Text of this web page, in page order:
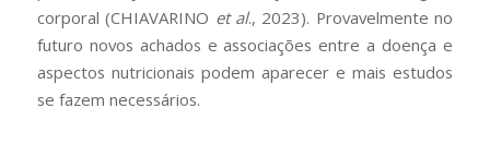
corporal (CHIAVARINO et al., 2023). Provavelmente no
futuro novos achados e associações entre a doença e
aspectos nutricionais podem aparecer e mais estudos
se fazem necessários.